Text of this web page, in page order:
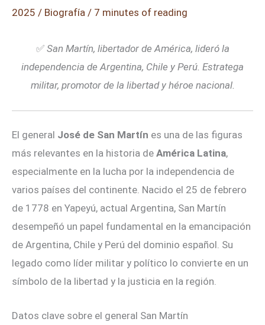
2025 / Biografía / 7 minutes of reading
✅ San Martín, libertador de América, lideró la
independencia de Argentina, Chile y Perú. Estratega
militar, promotor de la libertad y héroe nacional.
El general José de San Martín es una de las figuras
más relevantes en la historia de América Latina,
especialmente en la lucha por la independencia de
varios países del continente. Nacido el 25 de febrero
de 1778 en Yapeyú, actual Argentina, San Martín
desempeñó un papel fundamental en la emancipación
de Argentina, Chile y Perú del dominio español. Su
legado como líder militar y político lo convierte en un
símbolo de la libertad y la justicia en la región.
Datos clave sobre el general San Martín